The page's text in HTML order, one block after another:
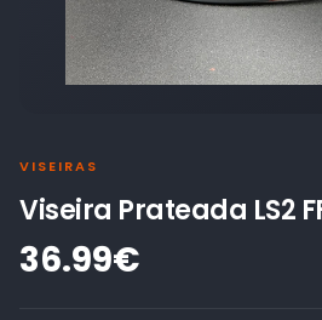
VISEIRAS
Viseira Prateada LS2
36.99€